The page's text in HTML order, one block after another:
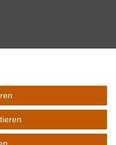
ausgewiesenen